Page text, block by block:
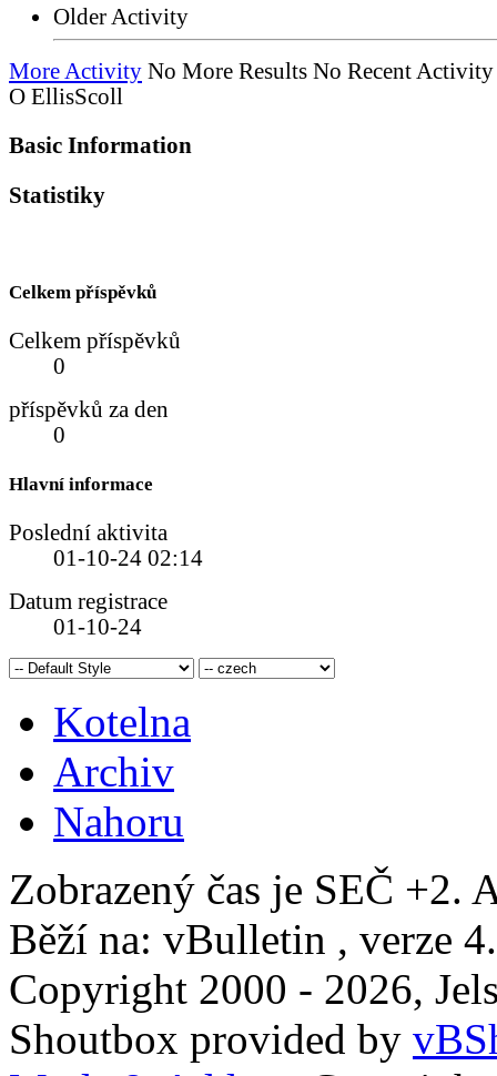
Older Activity
More Activity No More Results No Recent Activity
O EllisScoll
Basic Information
Statistiky
Celkem příspěvků
Celkem příspěvků
0
příspěvků za den
0
Hlavní informace
Poslední aktivita
01-10-24 02:14
Datum registrace
01-10-24
Kotelna
Archiv
Nahoru
Zobrazený čas je SEČ +2.
Běží na: vBulletin , verze
Copyright 2000 - 2026,
Shoutbox provided by